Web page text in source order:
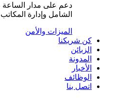
دعم على مدار الساعة
الشامل وإدارة
الميزات والأمن
كن شريكنا
الزبائن
المدونة
الأخبار
الوظائف
اتصل بنا